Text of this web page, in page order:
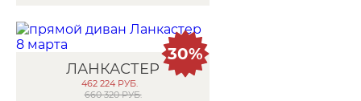
ЛАНКАСТЕР
462 224 РУБ.
660 320 РУБ.
30%